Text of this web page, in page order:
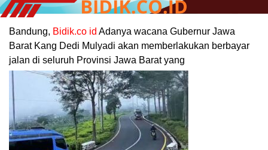
Bandung, Bidik.co id Adanya wacana Gubernur Jawa
Barat Kang Dedi Mulyadi akan memberlakukan berbayar
jalan di seluruh Provinsi Jawa Barat yang